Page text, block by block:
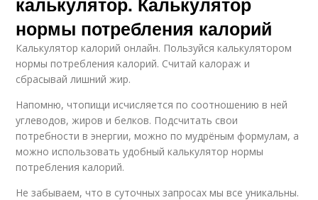
нормы потребления калорий
Калькулятор калорий онлайн. Пользуйся калькулятором
нормы потребления калорий. Считай калораж и
сбрасывай лишний жир.
Напомню, чтопищи исчисляется по соотношению в ней
углеводов, жиров и белков. Подсчитать свои
потребности в энергии, можно по мудрёным формулам, а
можно использовать удобный калькулятор нормы
потребления калорий.
Не забываем, что в суточных запросах мы все уникальны.